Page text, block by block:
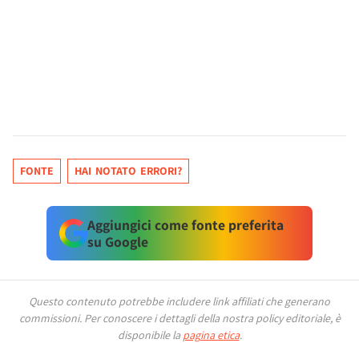
FONTE HAI NOTATO ERRORI?
Aggiungici come fonte preferita
su Google
Questo contenuto potrebbe includere link affiliati che generano
commissioni. Per conoscere i dettagli della nostra policy editoriale, è
disponibile la pagina etica.